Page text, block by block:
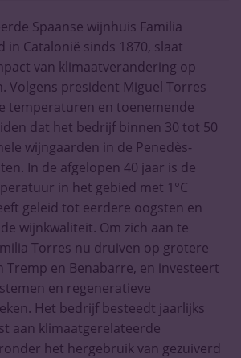
Spaanse wijnhuis Familia
in Catalonië sinds 1870, slaat
van klimaatverandering op
Volgens president Miguel Torres
temperaturen en toenemende
dat het bedrijf binnen 30 tot 50
wijngaarden in de Penedès-
In de afgelopen 40 jaar is de
in het gebied met 1°C
geleid tot eerdere oogsten en
wijnkwaliteit. Om zich aan te
Torres nu druiven op grotere
Tremp en Benabarre, en investeert
en regeneratieve
Het bedrijf besteedt jaarlijks
aan klimaatgerelateerde
het hergebruik van gezuiverd